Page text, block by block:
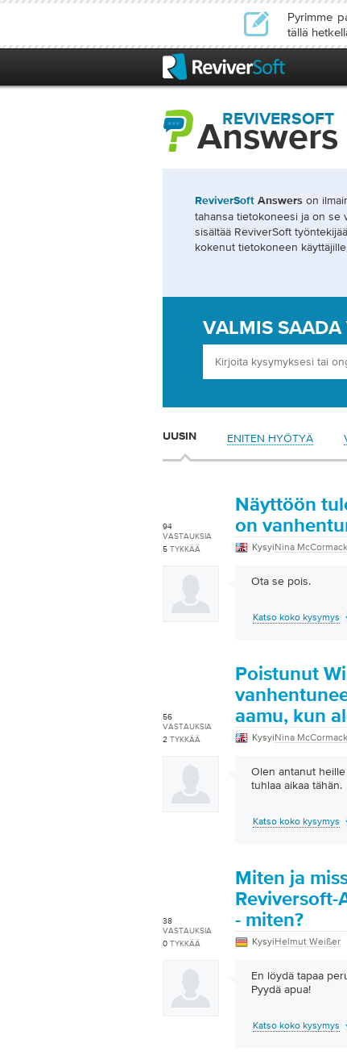
Pyrimme
tällä
REVIVERSOFT
Answers
ReviverSoft Answers on
tahansa tietokoneesi ja on se
sisältää ReviverSoft
kokenut tietokoneen
VALMIS SAADA
UUSIN ENITEN HYÖTYÄ
94
VASTAUKSIA
5 TYKKÄÄ
Näyttöön
on
KysyiNina McCormack
Ota se pois.
Katso koko kysymys
56
VASTAUKSIA
2 TYKKÄÄ
Poistunut
aamu, kun
KysyiNina McCormack
Olen antanut
tuhlaa aikaa tähän.
Katso koko kysymys
38
VASTAUKSIA
0 TYKKÄÄ
Miten ja
Reviversoft-
- miten?
KysyiHelmut Weißer
En löydä tapaa
Pyydä apua!
Katso koko kysymys